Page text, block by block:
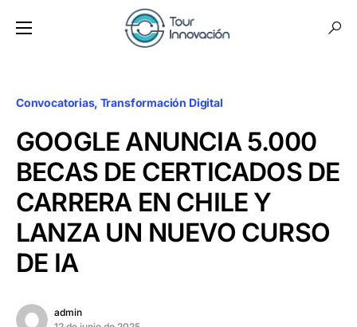
Convocatorias Transformación Digital
GOOGLE ANUNCIA 5.000
BECAS DE CERTICADOS DE
CARRERA EN CHILE Y
LANZA UN NUEVO CURSO
DE IA
admin